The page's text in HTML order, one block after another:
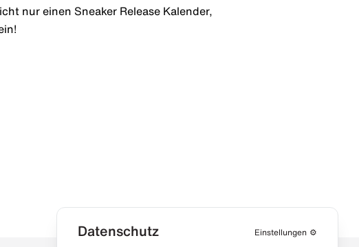
nur einen Sneaker Release Kalender,
Datenschutz Einstellungen ⚙️